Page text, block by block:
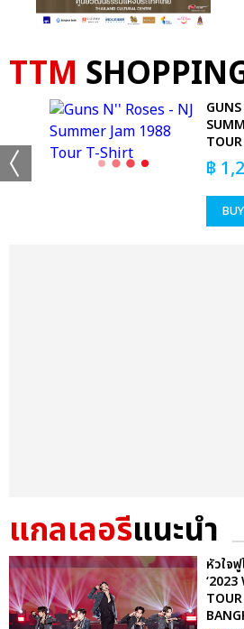
TTM
฿
แกลเลอรีแนะนำ
หัวใจ
‘2023